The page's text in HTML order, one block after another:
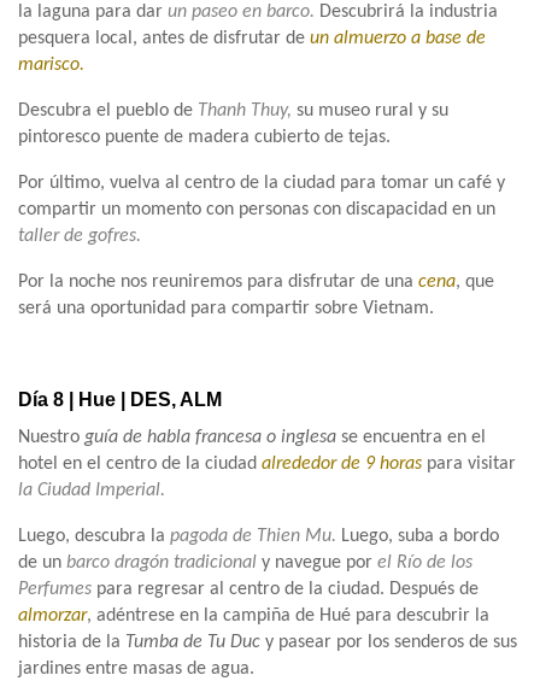
la laguna para dar un paseo en barco. Descubrirá la industria
pesquera local, antes de disfrutar de un almuerzo a base de
marisco.
Descubra el pueblo de Thanh Thuy, su museo rural y su
pintoresco puente de madera cubierto de tejas.
Por último, vuelva al centro de la ciudad para tomar un café y
compartir un momento con personas con discapacidad en un
taller de gofres.
Por la noche nos reuniremos para disfrutar de una cena, que
será una oportunidad para compartir sobre Vietnam.
Día 8 | Hue | DES, ALM
Nuestro guía de habla francesa o inglesa se encuentra en el
hotel en el centro de la ciudad alrededor de 9 horas para visitar
la Ciudad Imperial.
Luego, descubra la pagoda de Thien Mu. Luego, suba a bordo
de un barco dragón tradicional y navegue por el Río de los
Perfumes para regresar al centro de la ciudad. Después de
almorzar, adéntrese en la campiña de Hué para descubrir la
historia de la Tumba de Tu Duc y pasear por los senderos de sus
jardines entre masas de agua.